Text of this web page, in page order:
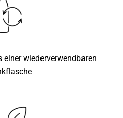
einer wiederverwendbaren